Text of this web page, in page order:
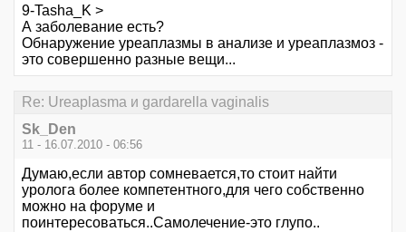
9-Tasha_K >
А заболевание есть?
Обнаружение уреаплазмы в анализе и уреаплазмоз -
это совершенно разные вещи...
Re: Ureaplasma и gardarella vaginalis
Sk_Den
11 - 16.07.2010 - 06:56
Думаю,если автор сомневается,то стоит найти
уролога более компетентного,для чего собственно
можно на форуме и
поинтересоваться..Самолечение-это глупо..